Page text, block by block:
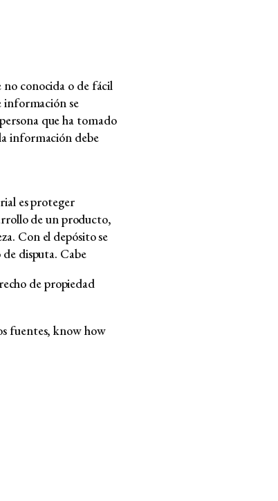
conocida o de fácil
información se
que ha tomado
información debe
es proteger
de un producto,
Con el depósito se
disputa. Cabe
de propiedad
fuentes, know how